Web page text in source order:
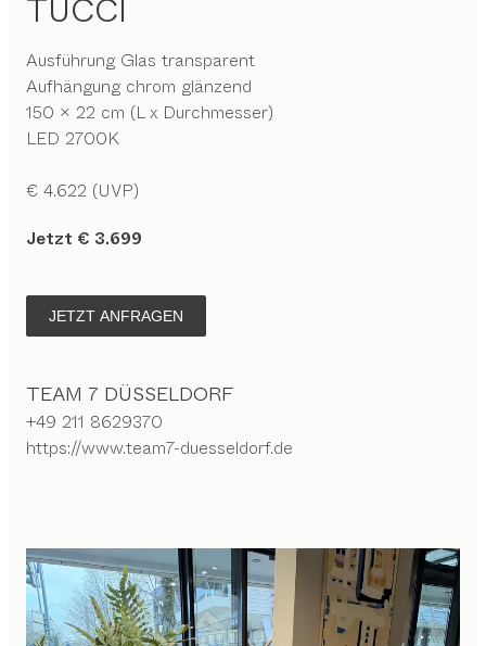
TUCCI
Ausführung Glas transparent
Aufhängung chrom glänzend
150 x 22 cm (L x Durchmesser)
LED 2700K
€ 4.622 (UVP)
Jetzt € 3.699
JETZT ANFRAGEN
TEAM 7 DÜSSELDORF
+49 211 8629370
https://www.team7-duesseldorf.de